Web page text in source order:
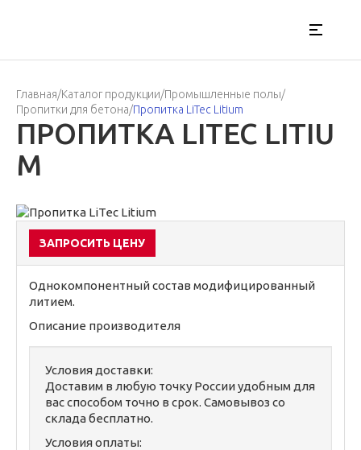
Главная/Каталог продукции/Промышленные полы/
Пропитки для бетона/Пропитка LiTec Litium
ПРОПИТКА LITEC LITIU
M
ЗАПРОСИТЬ ЦЕНУ
Однокомпонентный состав модифицированный
литием.
Описание производителя
Условия доставки:
Доставим в любую точку России удобным для
вас способом точно в срок. Самовывоз со
склада бесплатно.
Условия оплаты: